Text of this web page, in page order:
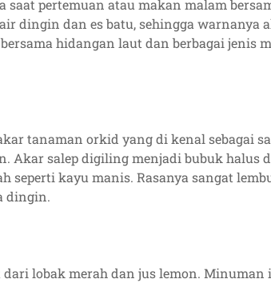
pertemuan atau makan malam
dingin dan es batu, sehingga warnanya
hidangan laut dan berbagai jenis
tanaman orkid yang di kenal sebagai
Akar salep digiling menjadi bubuk halus
seperti kayu manis. Rasanya sangat
dingin.
lobak merah dan jus lemon.